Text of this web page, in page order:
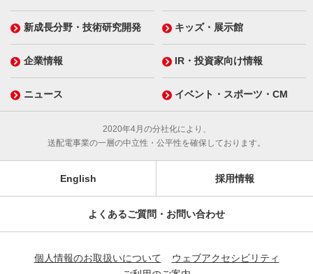
新成長分野・技術研究開発 キッズ・展示館
企業情報 IR・投資家向け情報
ニュース イベント・スポーツ・CM
2020年4月の分社化により、
送配電事業の一層の中立性・公平性を確保しております。
English 採用情報
よくあるご質問・お問い合わせ
個人情報のお取扱いについて
ウェブアクセシビリティ